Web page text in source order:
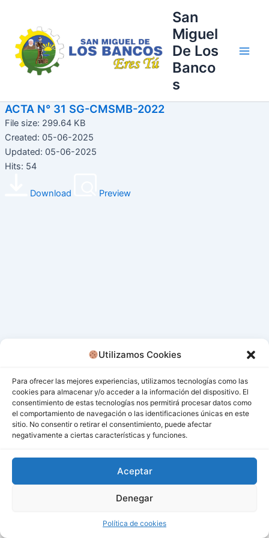
Utilizamos Cookies
Para ofrecer las mejores experiencias, utilizamos tecnologías como las
cookies para almacenar y/o acceder a la información del dispositivo. El
consentimiento de estas tecnologías nos permitirá procesar datos como
el comportamiento de navegación o las identificaciones únicas en este
sitio. No consentir o retirar el consentimiento, puede afectar
negativamente a ciertas características y funciones.
Aceptar
Denegar
Política de cookies
contenido
San
Miguel
De Los
Banco
s
ACTA N° 31 SG-CMSMB-2022
File size: 299.64 KB
Created: 05-06-2025
Updated: 05-06-2025
Hits: 54
Download Preview
Todos los derechos © 2026 San Miguel De Los Bancos |